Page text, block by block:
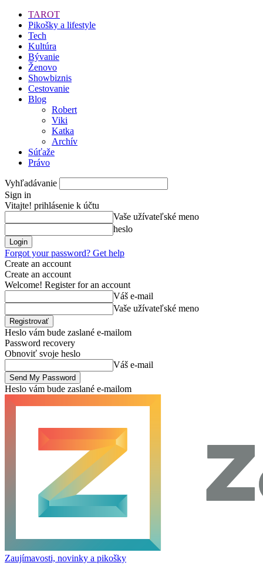
TAROT
Pikošky a lifestyle
Tech
Kultúra
Bývanie
Ženovo
Showbiznis
Cestovanie
Blog
Robert
Viki
Katka
Archív
Súťaže
Právo
Vyhľadávanie
Sign in
Vitajte! prihlásenie k účtu
Vaše užívateľské meno
heslo
Forgot your password? Get help
Create an account
Create an account
Welcome! Register for an account
Váš e-mail
Vaše užívateľské meno
Heslo vám bude zaslané e-mailom
Password recovery
Obnoviť svoje heslo
Váš e-mail
Heslo vám bude zaslané e-mailom
Zaujímavosti, novinky a pikošky